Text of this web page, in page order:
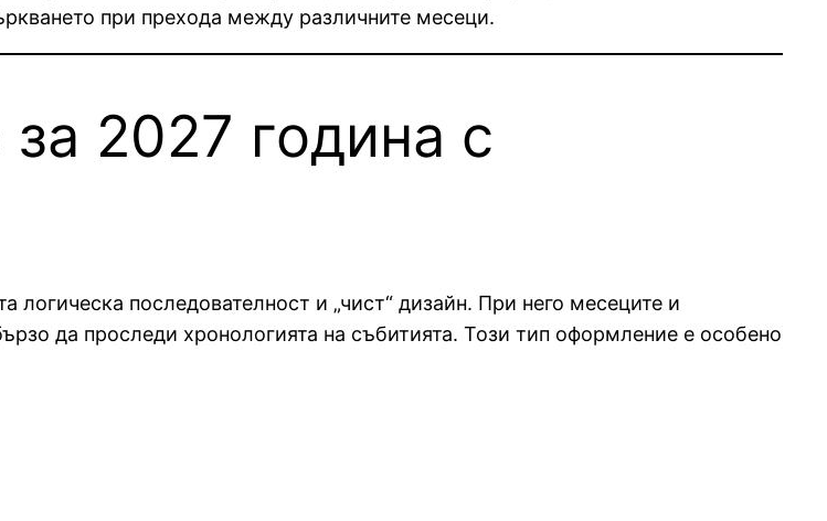
при прехода между различните месеци.
2027 година с
последователност и „чист“ дизайн. При него месеците и
да проследи хронологията на събитията. Този тип оформление е особено